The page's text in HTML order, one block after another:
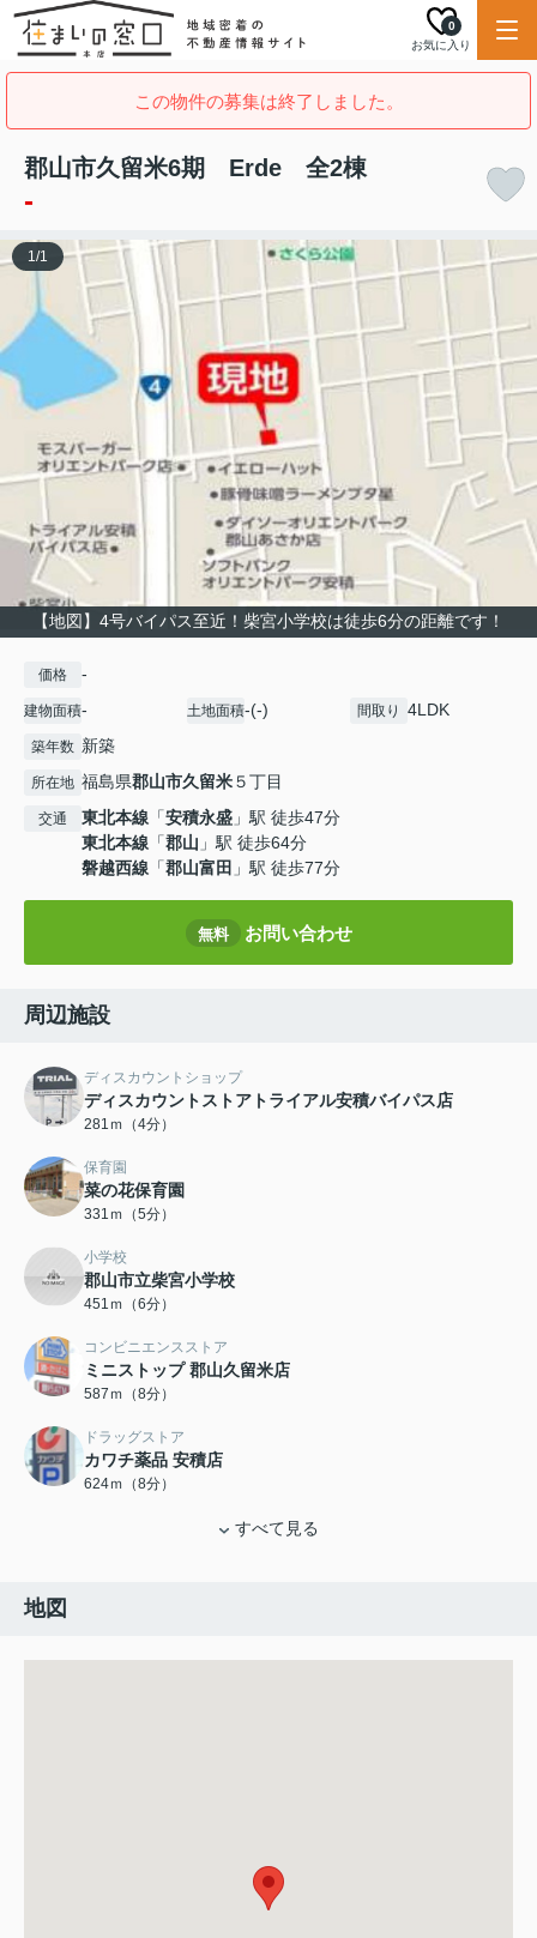
お気に入り
0
この物件の募集は終了しました。
郡山市久留米6期 Erde 全2棟
-
【地図】4号バイパス至近！柴宮小学校は徒歩6分の距離です！
1/1
価格 -
建物面積- 土地面積-(-) 間取り 4LDK
築年数 新築
所在地 福島県郡山市久留米５丁目
交通 東北本線 「安積永盛 」駅 徒歩47分
東北本線 「郡山 」駅 徒歩64分
磐越西線 「郡山富田 」駅 徒歩77分
無料 お問い合わせ
周辺施設
ディスカウントショップ
ディスカウントストアトライアル安積バイパス店
281ｍ（4分）
保育園
菜の花保育園
331ｍ（5分）
小学校
郡山市立柴宮小学校
451ｍ（6分）
コンビニエンスストア
ミニストップ 郡山久留米店
587ｍ（8分）
ドラッグストア
カワチ薬品 安積店
624ｍ（8分）
すべて見る
地図